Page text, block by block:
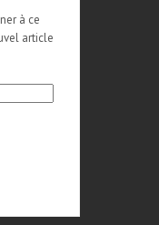
à ce
article